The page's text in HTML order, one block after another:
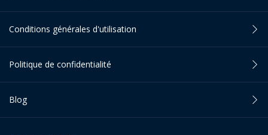
Conditions générales d'utilisation
Politique de confidentialité
Blog